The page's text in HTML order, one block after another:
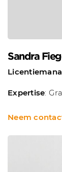
Sandra
Expertise:
Neem